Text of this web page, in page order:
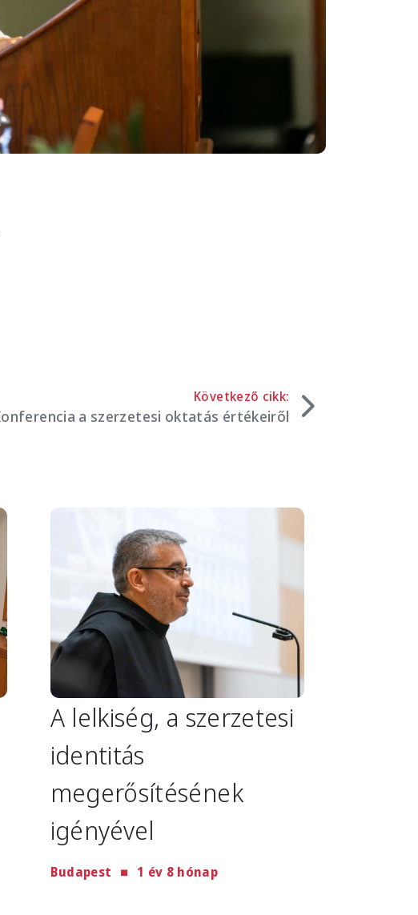
Következő cikk:
a szerzetesi oktatás értékeiről
Image
A lelkiség, a szerzetesi
identitás
megerősítésének
igényével
Budapest 1 év 8 hónap